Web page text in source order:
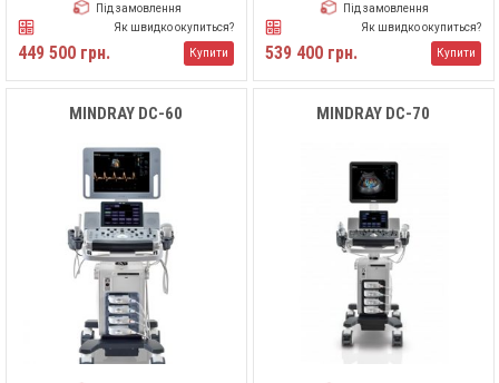
Під замовлення
Як швидко окупиться?
449 500 грн. Купити
Під замовлення
Як швидко окупиться?
539 400 грн. Купити
MINDRAY DC-60 MINDRAY DC-70